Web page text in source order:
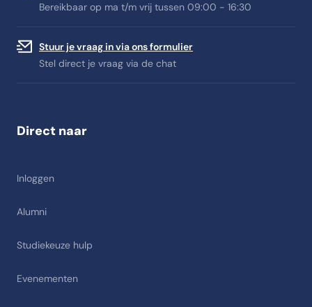
Bereikbaar op ma t/m vrij tussen 09:00 - 16:30
Stuur je vraag in via ons formulier
Stel direct je vraag via de chat
Direct naar
Inloggen
Alumni
Studiekeuze hulp
Evenementen